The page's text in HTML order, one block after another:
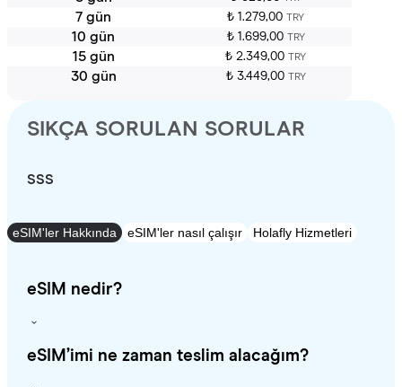
7 gün ₺ 1.279,00 TRY
10 gün ₺ 1.699,00 TRY
15 gün ₺ 2.349,00 TRY
30 gün ₺ 3.449,00 TRY
SIKÇA SORULAN SORULAR
SSS
eSIM'ler Hakkında eSIM'ler nasıl çalışır Holafly Hizmetleri
eSIM nedir?
eSIM’imi ne zaman teslim alacağım?